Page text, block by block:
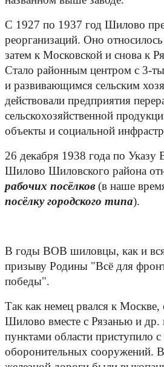
С 1927 по 1937 год Шилово
реорганизаций. Оно
затем к Московской и снова к
Стало районным центром с 3-
и развивающимся сельским
действовали предприятия
сельскохозяйственной
объекты и социальной
26 декабря 1938 года по
Шилово Шиловского района
рабочих посёлков (в наше
посёлку городского типа).
В годы ВОВ шиловцы, как и
призыву Родины "Всё для
победы".
Так как немец рвался к Москве,
Шилово вместе с Рязанью и др.
пунктами области приступило с
оборонительных сооружений.